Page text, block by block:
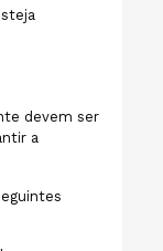
devem ser
a